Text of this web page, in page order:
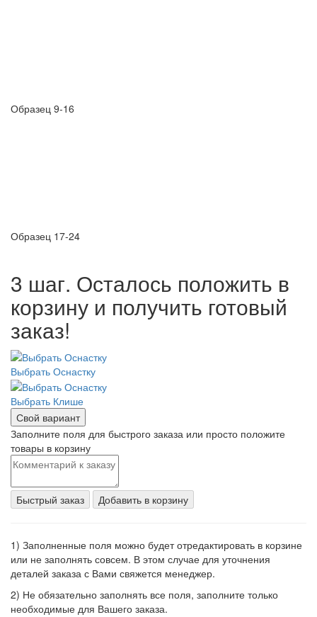
Образец 9-16
Образец 17-24
3 шаг. Осталось положить в
корзину и получить готовый
заказ!
Выбрать Оснастку
Выбрать Клише
Свой вариант
Заполните поля для быстрого заказа или просто положите
товары в корзину
Быстрый заказ Добавить в корзину
1) Заполненные поля можно будет отредактировать в корзине
или не заполнять совсем. В этом случае для уточнения
деталей заказа с Вами свяжется менеджер.
2) Не обязательно заполнять все поля, заполните только
необходимые для Вашего заказа.